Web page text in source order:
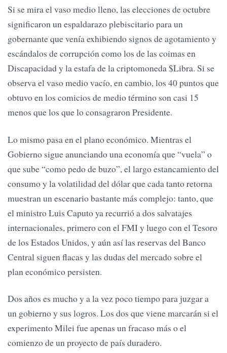
Si se mira el vaso medio lleno, las elecciones de octubre
significaron un espaldarazo plebiscitario para un
gobernante que venía exhibiendo signos de agotamiento y
escándalos de corrupción como los de las coimas en
Discapacidad y la estafa de la criptomoneda $Libra. Si se
observa el vaso medio vacío, en cambio, los 40 puntos que
obtuvo en los comicios de medio término son casi 15
menos que los que lo consagraron Presidente.
Lo mismo pasa en el plano económico. Mientras el
Gobierno sigue anunciando una economía que “vuela” o
que sube “como pedo de buzo”, el largo estancamiento del
consumo y la volatilidad del dólar que cada tanto retorna
muestran un escenario bastante más complejo: tanto, que
el ministro Luis Caputo ya recurrió a dos salvatajes
internacionales, primero con el FMI y luego con el Tesoro
de los Estados Unidos, y aún así las reservas del Banco
Central siguen flacas y las dudas del mercado sobre el
plan económico persisten.
Dos años es mucho y a la vez poco tiempo para juzgar a
un gobierno y sus logros. Los dos que viene marcarán si el
experimento Milei fue apenas un fracaso más o el
comienzo de un proyecto de país duradero.